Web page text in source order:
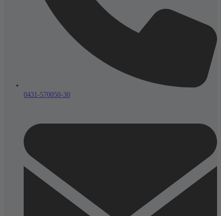
0431-570050-30